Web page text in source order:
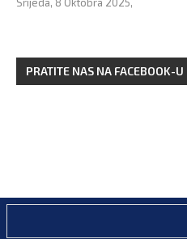
PRATITE NAS NA FACEBOOK-U